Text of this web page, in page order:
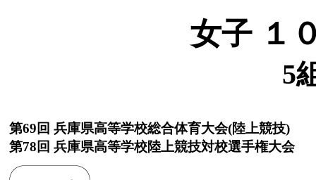
女子 １
5
第69回 兵庫県高等学校総合体育大会(陸上競技)
第78回 兵庫県高等学校陸上競技対校選手権大会